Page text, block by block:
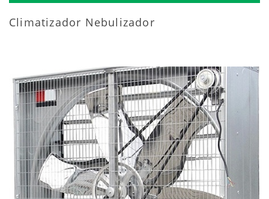
Climatizador Nebulizador